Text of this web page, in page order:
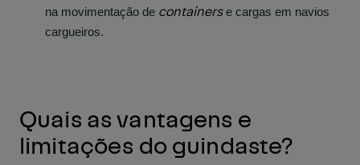
na movimentação de containerse cargas em navios
cargueiros.
Quais as vantagens e
limitações do guindaste?